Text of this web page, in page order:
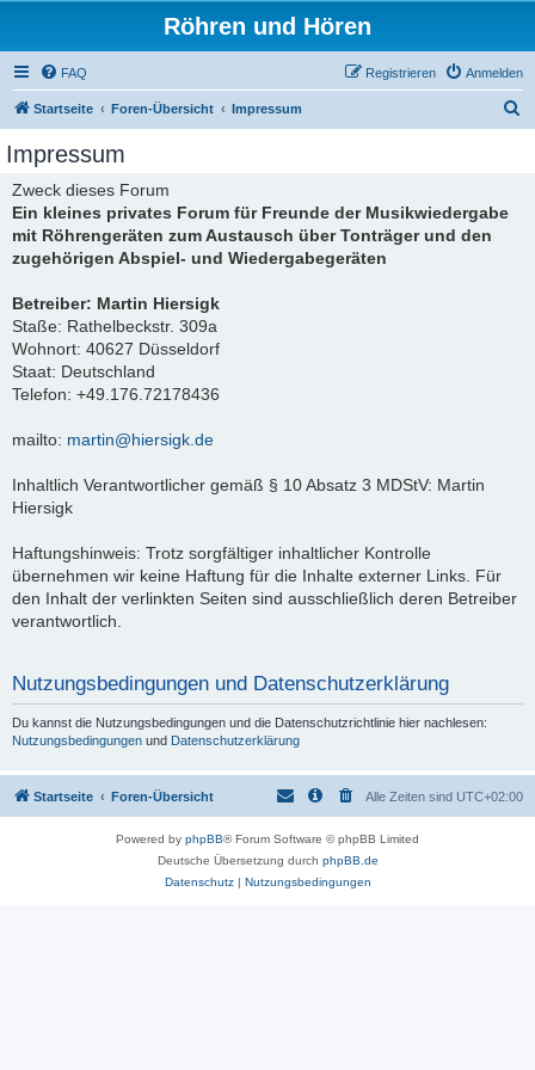
Röhren und Hören
FAQ Anmelden
Registrieren
Startseite Foren-Übersicht Impressum
Impressum
Zweck dieses Forum
Ein kleines privates Forum für Freunde der Musikwiedergabe
mit Röhrengeräten zum Austausch über Tonträger und den
zugehörigen Abspiel- und Wiedergabegeräten
Betreiber: Martin Hiersigk
Staße: Rathelbeckstr. 309a
Wohnort: 40627 Düsseldorf
Staat: Deutschland
Telefon: +49.176.72178436
mailto: martin@hiersigk.de
Inhaltlich Verantwortlicher gemäß § 10 Absatz 3 MDStV: Martin
Hiersigk
Haftungshinweis: Trotz sorgfältiger inhaltlicher Kontrolle
übernehmen wir keine Haftung für die Inhalte externer Links. Für
den Inhalt der verlinkten Seiten sind ausschließlich deren Betreiber
verantwortlich.
Nutzungsbedingungen und Datenschutzerklärung
Du kannst die Nutzungsbedingungen und die Datenschutzrichtlinie hier nachlesen:
Nutzungsbedingungen und Datenschutzerklärung
Startseite Foren-Übersicht Alle Zeiten sind UTC+02:00
Powered by phpBB® Forum Software © phpBB Limited
Deutsche Übersetzung durch phpBB.de
Datenschutz| Nutzungsbedingungen